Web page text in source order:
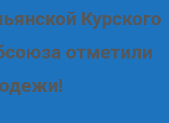
Курского
отметили